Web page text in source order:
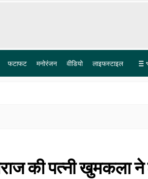
फटाफट मनोरंजन वीडियो लाइफस्टाइल
की पत्नी खुमकला